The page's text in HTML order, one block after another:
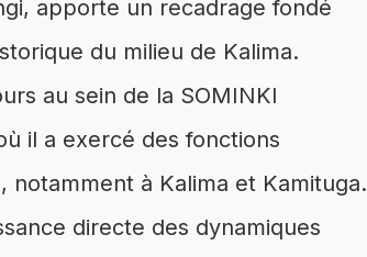
apporte un recadrage fondé
du milieu de Kalima.
au sein de la SOMINKI
il a exercé des fonctions
notamment à Kalima et Kamituga.
directe des dynamiques